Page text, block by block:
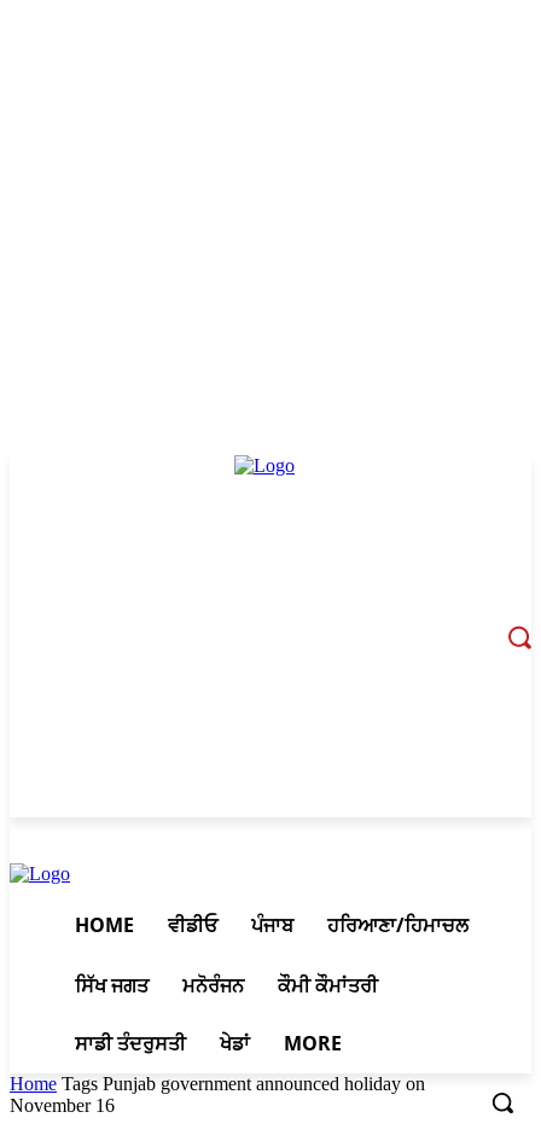
HOME ਵੀਡੀਓ ਪੰਜਾਬ ਹਰਿਆਣਾ/ਹਿਮਾਚਲ
ਸਿੱਖ ਜਗਤ ਮਨੋਰੰਜਨ ਕੌਮੀ ਕੌਮਾਂਤਰੀ
ਸਾਡੀ ਤੰਦਰੁਸਤੀ ਖੇਡਾਂ MORE
Home Tags Punjab government announced holiday on
November 16